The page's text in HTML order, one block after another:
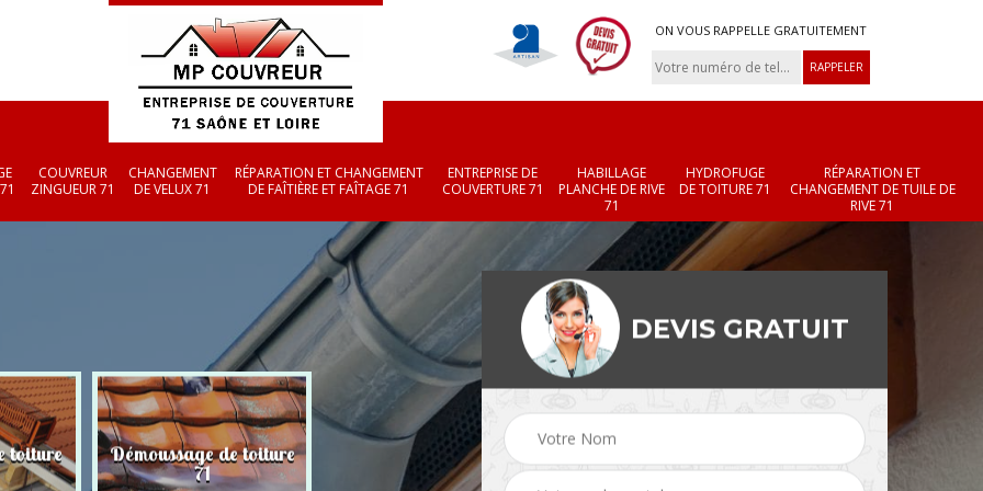
ON VOUS RAPPELLE GRATUITEMENT
COUVREUR
ZINGUEUR 71
CHANGEMENT
DE VELUX 71
RÉPARATION ET CHANGEMENT
DE FAÎTIÈRE ET FAÎTAGE 71
ENTREPRISE DE
COUVERTURE 71
HABILLAGE
PLANCHE DE RIVE
71
HYDROFUGE
DE TOITURE 71
RÉPARATION ET
CHANGEMENT DE TUILE DE
RIVE 71
toiture Démoussage de toiture
71 Couvreur zingueur 71 Changement de velux
71
Réparation et
changement de
et faîtage 71
DEVIS GRATUIT